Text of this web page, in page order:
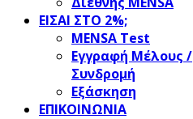
ΕΙΣΑΙ ΣΤΟ 2%;
ΜΕΝSΑ Test
Εγγραφή Μέλους /
Συνδρομή
Εξάσκηση
ΕΠΙΚΟΙΝΩΝΙΑ